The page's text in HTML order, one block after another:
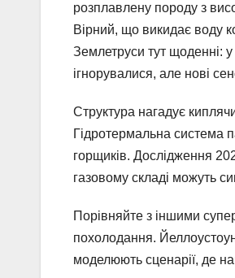
розплавлену породу з
Вірний, що викидає воду
Землетруси тут щоденні:
ігнорувалися, але нові
Структура нагадує
Гідротермальна система
горщиків. Дослідження
газовому складі можуть
Порівняйте з іншими
похолодання.
моделюють сценарії, де